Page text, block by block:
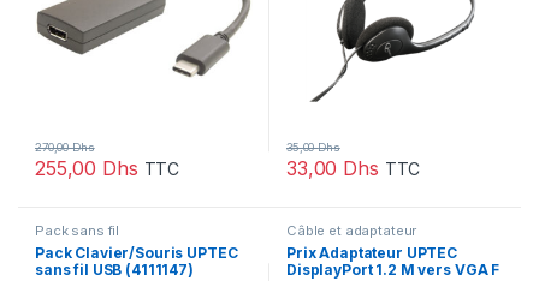
255,00 Dhs
270,00Dhs
TTC 33,00 Dhs
35,00Dhs
TTC
Pack sans fil
Pack Clavier/Souris UPTEC
sans fil USB (4111147)
Câble et adaptateur
Prix Adaptateur UPTEC
DisplayPort 1.2 M vers VGA F